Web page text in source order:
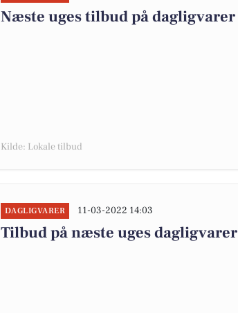
Næste uges tilbud på dagligvarer
Kilde: Lokale tilbud
DAGLIGVARER 11-03-2022 14:03
Tilbud på næste uges dagligvarer